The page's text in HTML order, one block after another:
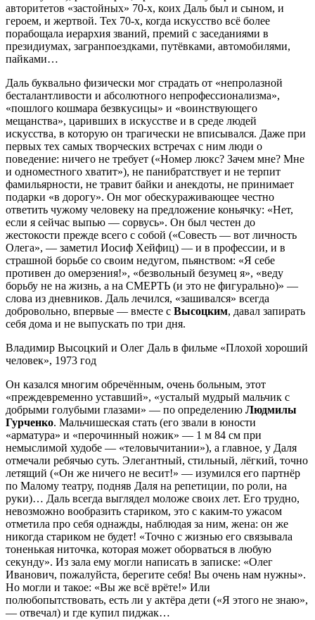
авторитетов «застойных» 70-х, коих Даль был и сыном, и
героем, и жертвой. Тех 70-х, когда искусство всё более
порабощала иерархия званий, премий с заседаниями в
президиумах, загранпоездками, путёвками, автомобилями,
пайками…
Даль буквально физически мог страдать от «непролазной
бесталантливости и абсолютного непрофессионализма»,
«пошлого кошмара безвкусицы» и «воинствующего
мещанства», царивших в искусстве и в среде людей
искусства, в которую он трагически не вписывался. Даже при
первых тех самых творческих встречах с ним люди о
поведение: ничего не требует («Номер люкс? Зачем мне? Мне
и одноместного хватит»), не панибратствует и не терпит
фамильярности, не травит байки и анекдоты, не принимает
подарки «в дорогу». Он мог обескураживающее честно
ответить чужому человеку на предложение коньячку: «Нет,
если я сейчас выпью — сорвусь». Он был честен до
жестокости прежде всего с собой («Совесть — вот личность
Олега», — заметил Иосиф Хейфиц) — и в профессии, и в
страшной борьбе со своим недугом, пьянством: «Я себе
противен до омерзения!», «безвольный безумец я», «веду
борьбу не на жизнь, а на СМЕРТЬ (и это не фигурально)» —
слова из дневников. Даль лечился, «зашивался» всегда
добровольно, впервые — вместе с Высоцким, давал запирать
себя дома и не выпускать по три дня.
Владимир Высоцкий и Олег Даль в фильме «Плохой хороший
человек», 1973 год
Он казался многим обречённым, очень больным, этот
«преждевременно уставший», «усталый мудрый мальчик с
добрыми голубыми глазами» — по определению Людмилы
Гурченко. Мальчишеская стать (его звали в юности
«арматура» и «перочинный ножик» — 1 м 84 см при
немыслимой худобе — «теловычитании»), а главное, у Даля
отмечали ребячью суть. Элегантный, стильный, лёгкий, точно
летящий («Он же ничего не весит!» — изумился его партнёр
по Малому театру, подняв Даля на репетиции, по роли, на
руки)… Даль всегда выглядел моложе своих лет. Его трудно,
невозможно вообразить стариком, это с каким-то ужасом
отметила про себя однажды, наблюдая за ним, жена: он же
никогда стариком не будет! «Точно с жизнью его связывала
тоненькая ниточка, которая может оборваться в любую
секунду». Из зала ему могли написать в записке: «Олег
Иванович, пожалуйста, берегите себя! Вы очень нам нужны».
Но могли и такое: «Вы же всё врёте!» Или
полюбопытствовать, есть ли у актёра дети («Я этого не знаю»,
— отвечал) и где купил пиджак…